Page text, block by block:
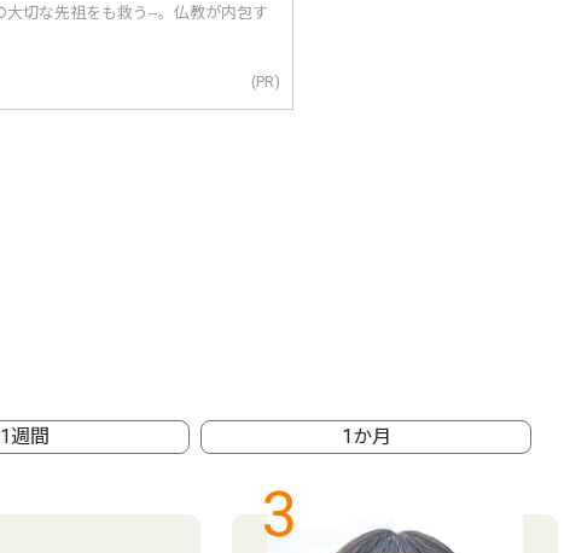
大切な先祖をも救う--。仏教が内包す
(PR)
1週間 1か月
3